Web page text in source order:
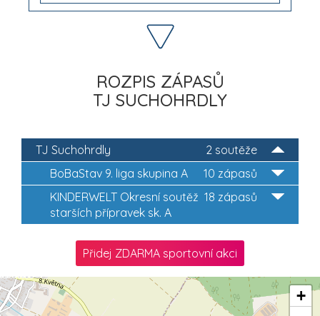
ROZPIS ZÁPASŮ
TJ SUCHOHRDLY
2 soutěže
TJ Suchohrdly
10 zápasů
BoBaStav 9. liga skupina A
18 zápasů
KINDERWELT Okresní soutěž
starších přípravek sk. A
Přidej ZDARMA sportovní akci
+